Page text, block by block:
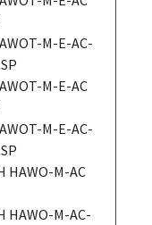
M-E-AC-
M-E-AC
M-E-AC-
HAWO-M-AC
HAWO-M-AC-